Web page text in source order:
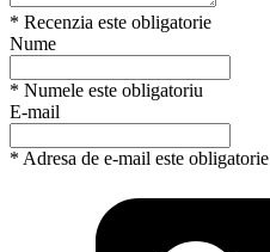
* Recenzia este obligatorie
Nume
* Numele este obligatoriu
E-mail
* Adresa de e-mail este obligatorie